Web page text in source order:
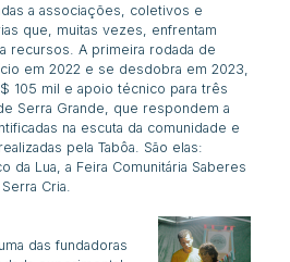
a associações, coletivos e
que, muitas vezes, enfrentam
recursos. A primeira rodada de
em 2022 e se desdobra em 2023,
105 mil e apoio técnico para três
Serra Grande, que respondem a
na escuta da comunidade e
pela Tabôa. São elas:
da Lua, a Feira Comunitária Saberes
Cria.
das fundadoras